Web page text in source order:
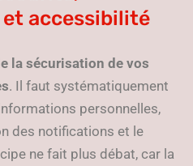
accessibilité
la sécurisation de vos
. Il faut systématiquement
personnelles,
des notifications et le
ne fait plus débat, car la